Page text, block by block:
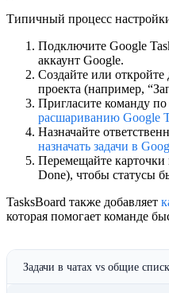
Типичный процесс
Подключите Google
аккаунт Google.
Создайте или откройте
проекта (например,
Пригласите команду по
расшариванию Google
Назначайте
назначать задачи в
Перемещайте карточки
Done), чтобы статусы
TasksBoard также добавляет
которая помогает команде
Задачи в чатах vs общие